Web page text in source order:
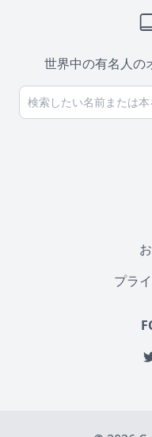
世界中の有名人の
プラ